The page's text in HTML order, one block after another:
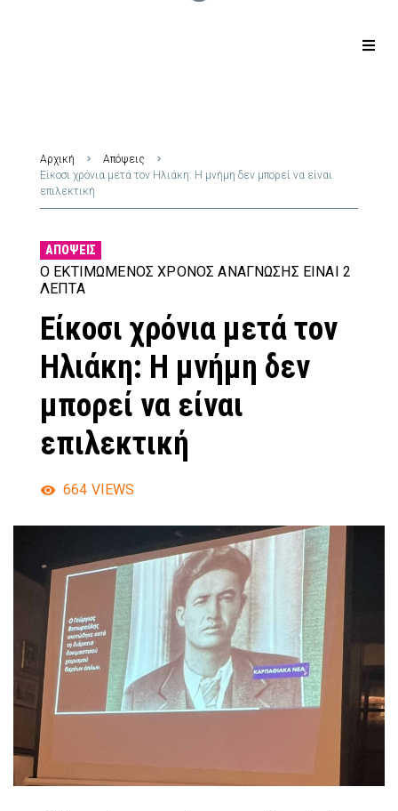
Αρχική
Απόψεις
Είκοσι χρόνια μετά τον Ηλιάκη: Η μνήμη δεν μπορεί να είναι
επιλεκτική
ΑΠΌΨΕΙΣ
Ο ΕΚΤΙΜΏΜΕΝΟΣ ΧΡΌΝΟΣ ΑΝΆΓΝΩΣΗΣ ΕΊΝΑΙ 2
ΛΕΠΤΆ
Είκοσι χρόνια μετά τον
Ηλιάκη: Η μνήμη δεν
μπορεί να είναι
επιλεκτική
664 VIEWS